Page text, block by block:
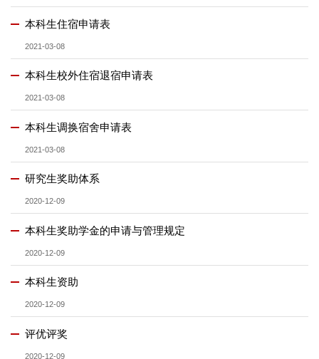
本科生住宿申请表
2021-03-08
本科生校外住宿退宿申请表
2021-03-08
本科生调换宿舍申请表
2021-03-08
研究生奖助体系
2020-12-09
本科生奖助学金的申请与管理规定
2020-12-09
本科生资助
2020-12-09
评优评奖
2020-12-09